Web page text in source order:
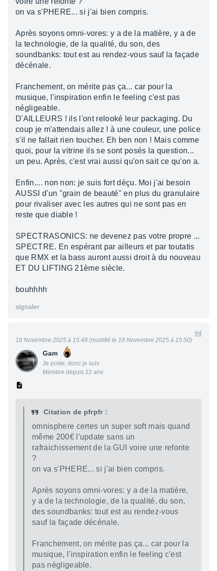
on va s'PHERE... si j'ai bien compris.
Après soyons omni-vores: y a de la matière, y a de
la technologie, de la qualité, du son, des
soundbanks: tout est au rendez-vous sauf la façade
décénale.
Franchement, on mérite pas ça... car pour la
musique, l'inspiration enfin le feeling c'est pas
négligeable.
D'AILLEURS ! ils l'ont relooké leur packaging. Du
coup je m'attendais allez ! à une couleur, une police
s'il ne fallait rien toucher. Eh ben non ! Mais comme
quoi, pour la vitrine ils se sont posés la question...
un peu. Après, c'est vrai aussi qu'on sait ce qu'on a.
Enfin.... non non: je suis fort déçu. Moi j'ai besoin
AUSSI d'un "grain de beauté" en plus du granulaire
pour rivaliser avec les autres qui ne sont pas en
reste que diable !
SPECTRASONICS: ne devenez pas votre propre ...
SPECTRE. En espérant par ailleurs et par toutatis
que RMX et la bass auront aussi droit à du nouveau
ET DU LIFTING 21ème siècle.
bouhhhh
signaler
Gam
Je poste, donc je suis
Membre depuis 22 ans
18 Novembre 2025 à 15:48 (modifié le 18 Novembre 2025 à 15:50)
#4
Citation de pfrpfr :
omnisphere certes un super soft mais quand
même 200€ l'update sans un
rafraichissement de la GUI voire une refonte
?
on va s'PHERE... si j'ai bien compris.
Après soyons omni-vores: y a de la matière,
y a de la technologie, de la qualité, du son,
des soundbanks: tout est au rendez-vous
sauf la façade décénale.
Franchement, on mérite pas ça... car pour la
musique, l'inspiration enfin le feeling c'est
pas négligeable.